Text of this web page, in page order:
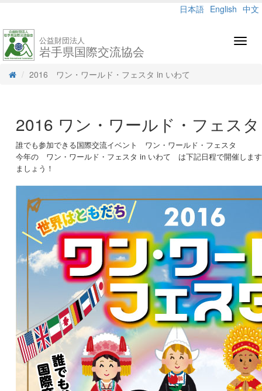
日本語 English 中文
公益財団法人
岩手県国際交流協会
2016 ワン・ワールド・フェスタ in いわて
2016 ワン・ワールド・フェス
誰でも参加できる国際交流イベント ワン・ワールド・フェスタ
今年の ワン・ワールド・フェスタ in いわて は下記日程で開催しま
ましょう！